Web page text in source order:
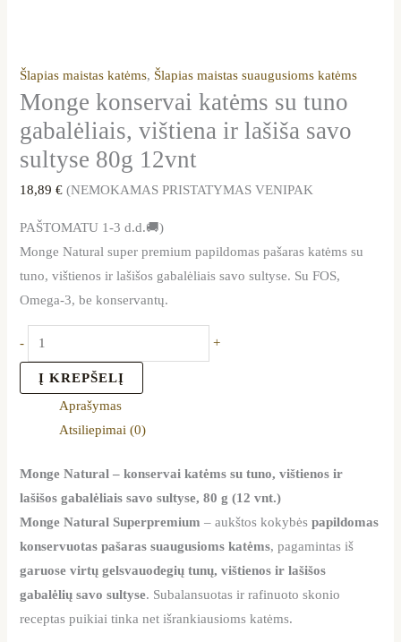
Šlapias maistas katėms, Šlapias maistas suaugusioms katėms
Monge konservai katėms su tuno
gabalėliais, vištiena ir lašiša savo
sultyse 80g 12vnt
18,89€ (NEMOKAMAS PRISTATYMAS VENIPAK
PAŠTOMATU 1-3 d.d.🚚)
Monge Natural super premium papildomas pašaras katėms su
tuno, vištienos ir lašišos gabalėliais savo sultyse. Su FOS,
Omega-3, be konservantų.
- +
Į KREPŠELĮ
Aprašymas
Atsiliepimai (0)
Monge Natural – konservai katėms su tuno, vištienos ir
lašišos gabalėliais savo sultyse, 80 g (12 vnt.)
Monge Natural Superpremium – aukštos kokybėspapildomas
konservuotas pašaras suaugusioms katėms, pagamintas iš
garuose virtų gelsvauodegių tunų, vištienos ir lašišos
gabalėlių savo sultyse. Subalansuotas ir rafinuoto skonio
receptas puikiai tinka net išrankiausioms katėms.